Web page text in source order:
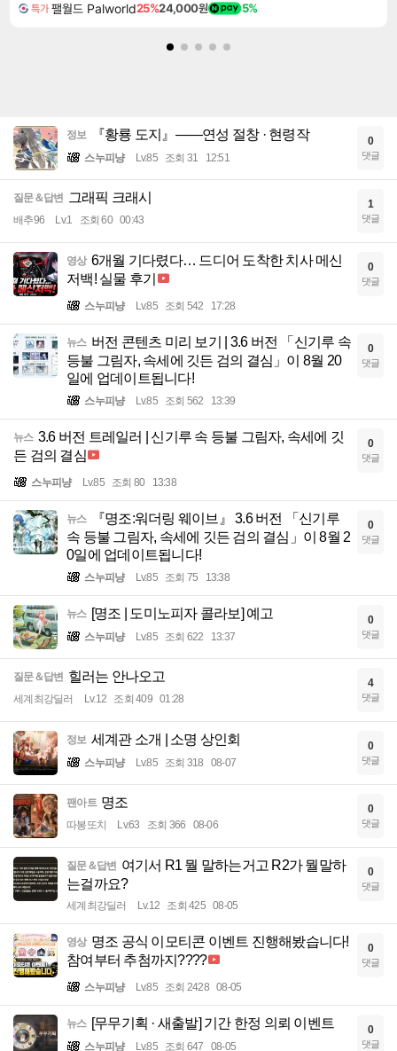
특가 팰월드 Palworld25%24,000원 5%
정보 『황룡 도지』——연성 절창 · 현령작
스누피냥 Lv.85 조회 31 12:51
0
댓글
질문＆답변 그래픽 크래시
배추96 Lv.1 조회 60 00:43
1
댓글
영상 6개월 기다렸다… 드디어 도착한 치사 메신
저백! 실물 후기
스누피냥 Lv.85 조회 542 17:28
0
댓글
뉴스 버전 콘텐츠 미리 보기 | 3.6 버전 「신기루 속
등불 그림자, 속세에 깃든 검의 결심」이 8월 20
일에 업데이트됩니다!
스누피냥 Lv.85 조회 562 13:39
0
댓글
뉴스 3.6 버전 트레일러 | 신기루 속 등불 그림자, 속세에 깃
든 검의 결심
스누피냥 Lv.85 조회 80 13:38
0
댓글
뉴스
『명조:워더링 웨이브』 3.6 버전 「신기루
속 등불 그림자, 속세에 깃든 검의 결심」이 8월 2
0일에 업데이트됩니다!
스누피냥 Lv.85 조회 75 13:38
0
댓글
뉴스 [명조 | 도미노피자 콜라보] 예고
스누피냥 Lv.85 조회 622 13:37
0
댓글
질문＆답변 힐러는 안나오고
세계최강딜러 Lv.12 조회 409 01:28
4
댓글
정보 세계관 소개 | 소명 상인회
스누피냥 Lv.85 조회 318 08-07
0
댓글
팬아트 명조
따봉또치 Lv.63 조회 366 08-06
0
댓글
질문＆답변 여기서 R1 뭘 말하는거고 R2가 뭘말하
는걸까요?
세계최강딜러 Lv.12 조회 425 08-05
0
댓글
영상 명조 공식 이모티콘 이벤트 진행해봤습니다!
참여부터 추첨까지????
스누피냥 Lv.85 조회 2428 08-05
0
댓글
뉴스 [무무기획 · 새출발] 기간 한정 의뢰 이벤트
스누피냥 Lv.85 조회 647 08-05
0
댓글